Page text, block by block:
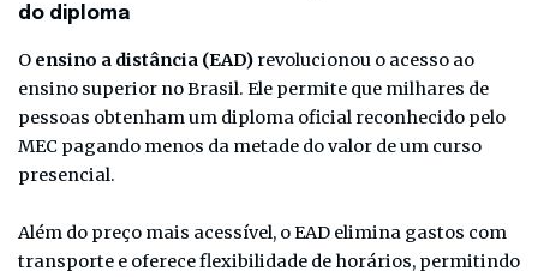
do diploma
O ensino a distância (EAD) revolucionou o acesso ao
ensino superior no Brasil. Ele permite que milhares de
pessoas obtenham um diploma oficial reconhecido pelo
MEC pagando menos da metade do valor de um curso
presencial.
Além do preço mais acessível, o EAD elimina gastos com
transporte e oferece flexibilidade de horários, permitindo